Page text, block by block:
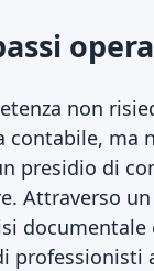
non
contabile, ma
presidio di
Attraverso
documentale
professionisti